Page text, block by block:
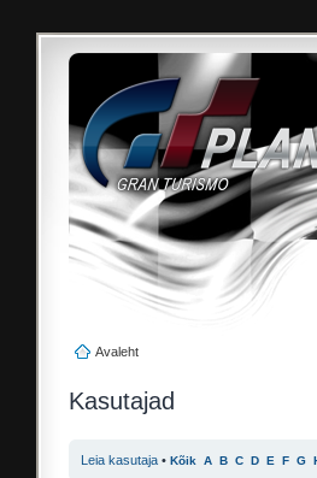
Avaleht
Kasutajad
Leia kasutaja • Kõik A B C D E F G